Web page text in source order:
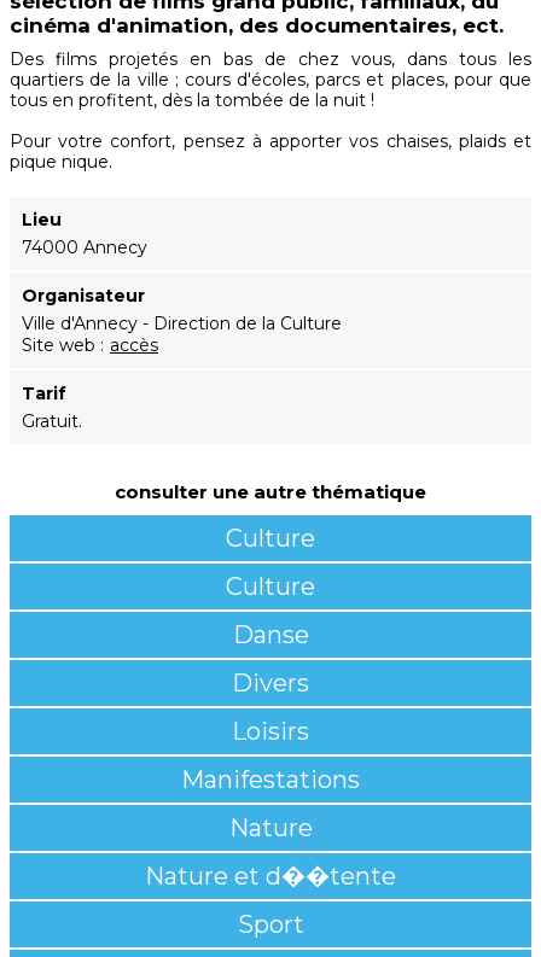
cinéma d'animation, des documentaires, ect.
Des films projetés en bas de chez vous, dans tous les
quartiers de la ville ; cours d'écoles, parcs et places, pour que
tous en profitent, dès la tombée de la nuit !
Pour votre confort, pensez à apporter vos chaises, plaids et
pique nique.
Lieu
74000 Annecy
Organisateur
Ville d'Annecy - Direction de la Culture
Site web
accès
Tarif
Gratuit.
consulter une autre thématique
Culture
Culture
Danse
Divers
Loisirs
Manifestations
Nature
Nature et d��tente
Sport